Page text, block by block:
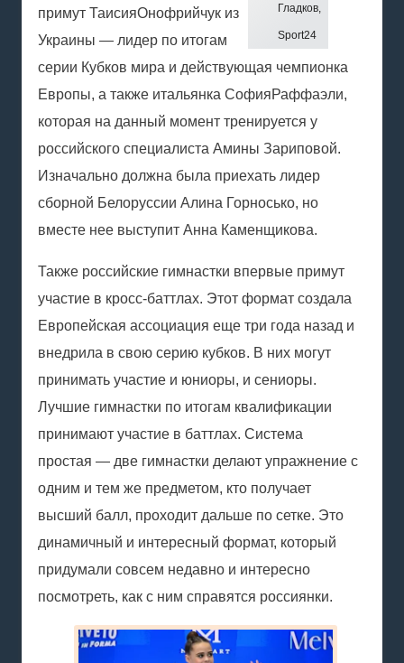
Гладков,
Sport24
примут ТаисияОнофрийчук из
Украины — лидер по итогам
серии Кубков мира и действующая чемпионка
Европы, а также итальянка СофияРаффаэли,
которая на данный момент тренируется у
российского специалиста Амины Зариповой.
Изначально должна была приехать лидер
сборной Белоруссии Алина Горносько, но
вместе нее выступит Анна Каменщикова.
Также российские гимнастки впервые примут
участие в кросс-баттлах. Этот формат создала
Европейская ассоциация еще три года назад и
внедрила в свою серию кубков. В них могут
принимать участие и юниоры, и сениоры.
Лучшие гимнастки по итогам квалификации
принимают участие в баттлах. Система
простая — две гимнастки делают упражнение с
одним и тем же предметом, кто получает
высший балл, проходит дальше по сетке. Это
динамичный и интересный формат, который
придумали совсем недавно и интересно
посмотреть, как с ним справятся россиянки.